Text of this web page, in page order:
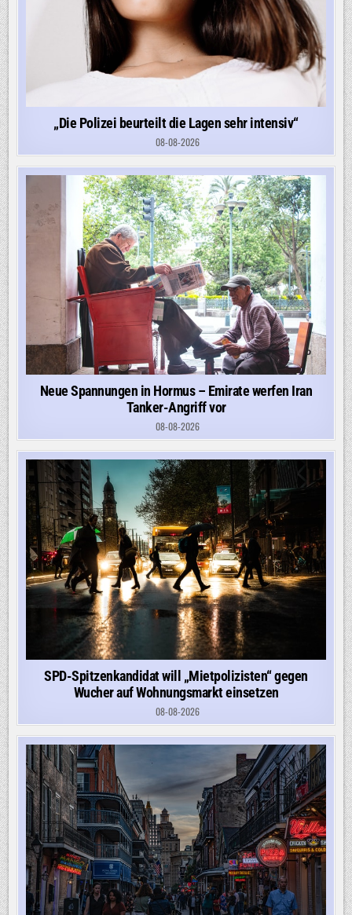
„Die Polizei beurteilt die Lagen sehr intensiv“
08-08-2026
Neue Spannungen in Hormus – Emirate werfen Iran
Tanker-Angriff vor
08-08-2026
SPD-Spitzenkandidat will „Mietpolizisten“ gegen
Wucher auf Wohnungsmarkt einsetzen
08-08-2026